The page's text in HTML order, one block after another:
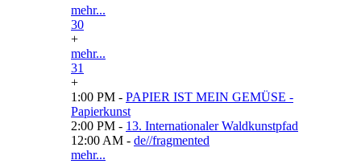
mehr...
30
+
mehr...
31
+
1:00 PM - PAPIER IST MEIN GEMÜSE -
Papierkunst
2:00 PM - 13. Internationaler Waldkunstpfad
12:00 AM - de//fragmented
mehr...